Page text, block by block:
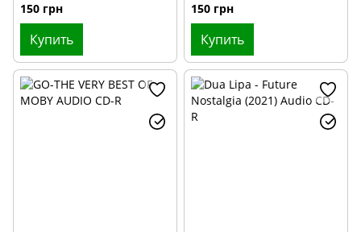
150 грн
Купить
150 грн
Купить